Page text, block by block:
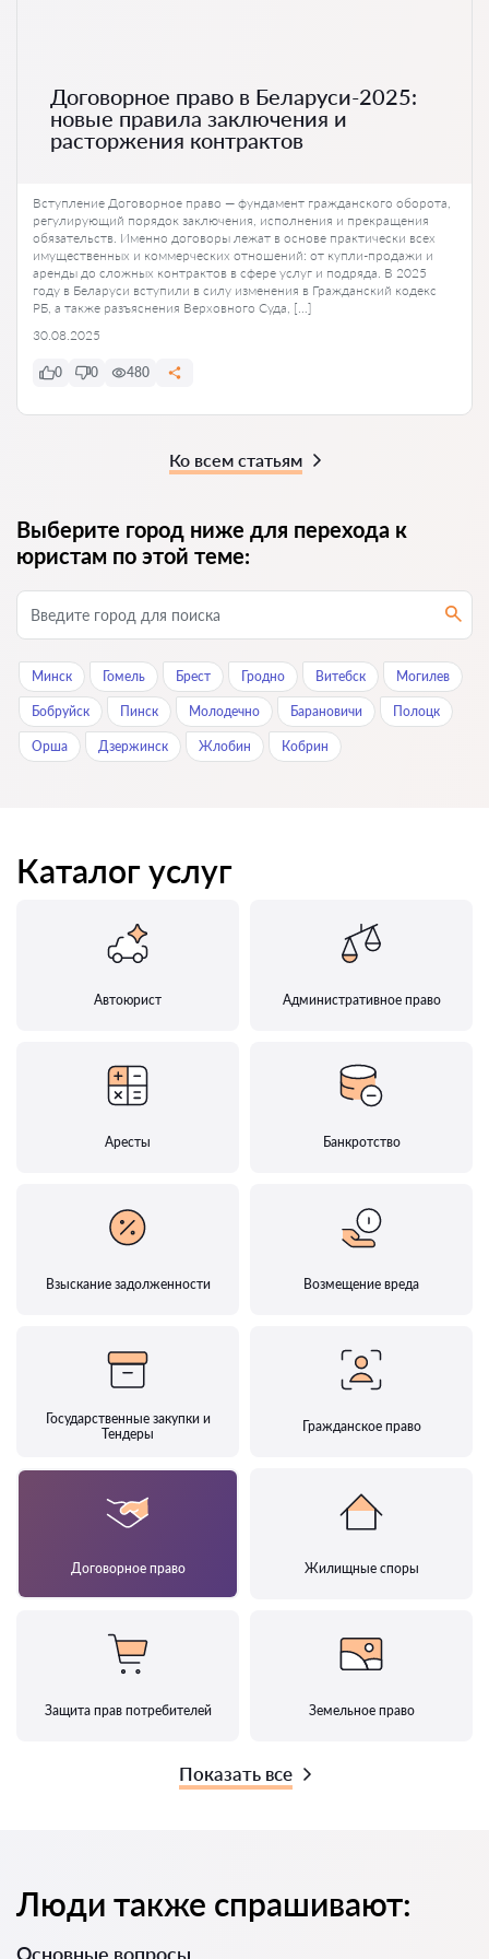
Договорное право в Беларуси-2025:
новые правила заключения и
расторжения контрактов
Вступление Договорное право — фундамент гражданского оборота,
регулирующий порядок заключения, исполнения и прекращения
обязательств. Именно договоры лежат в основе практически всех
имущественных и коммерческих отношений: от купли-продажи и
аренды до сложных контрактов в сфере услуг и подряда. В 2025
году в Беларуси вступили в силу изменения в Гражданский кодекс
РБ, а также разъяснения Верховного Суда, […]
30.08.2025
0 0 480
Ко всем статьям
Выберите город ниже для перехода к
юристам по этой теме:
Минск Гомель Брест Гродно Витебск Могилев
Бобруйск Пинск Молодечно Барановичи Полоцк
Орша Дзержинск Жлобин Кобрин
Каталог услуг
Автоюрист Административное право
Аресты Банкротство
Взыскание задолженности Возмещение вреда
Государственные закупки и
Тендеры
Гражданское право
Договорное право Жилищные споры
Защита прав потребителей Земельное право
Показать все
Люди также спрашивают:
Основные вопросы